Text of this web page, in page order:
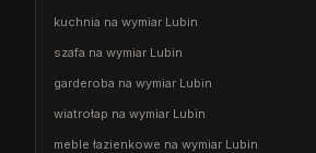
kuchnia na wymiar Lubin
szafa na wymiar Lubin
garderoba na wymiar Lubin
wiatrołap na wymiar Lubin
meble łazienkowe na wymiar Lubin